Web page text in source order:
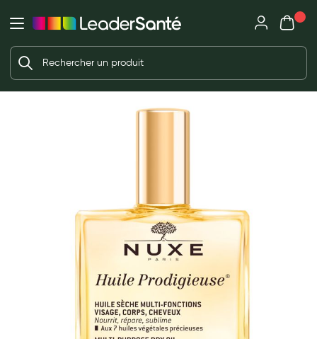
Ma Pharmacie LeaderSanté
Ouvrir l'application
Ouvrir
Mon
Votre panier est vide
Beauté et soin
Soins mains et ongles
Soins des pieds
Dentifrices et bains de bouche
Brosses à dents et accessoires dentaires